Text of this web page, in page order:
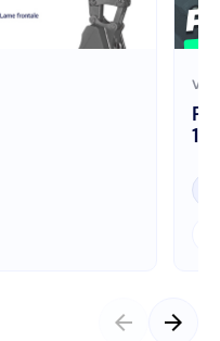
arrow_back arrow_forward